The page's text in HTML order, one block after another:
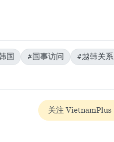
国 #国事访问 #越韩关系
关注 VietnamPlus